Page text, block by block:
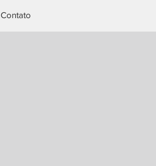
Contato